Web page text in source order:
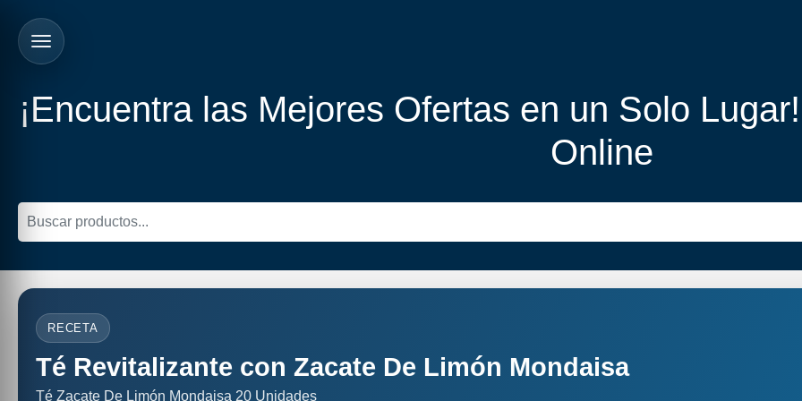
¡Encuentra las Mejores Ofertas en un Solo
Online
RECETA
Té Revitalizante con Zacate De Limón Mondaisa
Té Zacate De Limón Mondaisa 20 Unidades